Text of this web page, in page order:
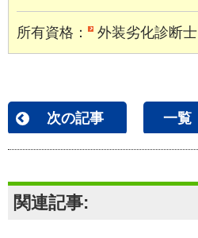
所有資格： 外装劣化診断士
次の記事 一覧
関連記事: